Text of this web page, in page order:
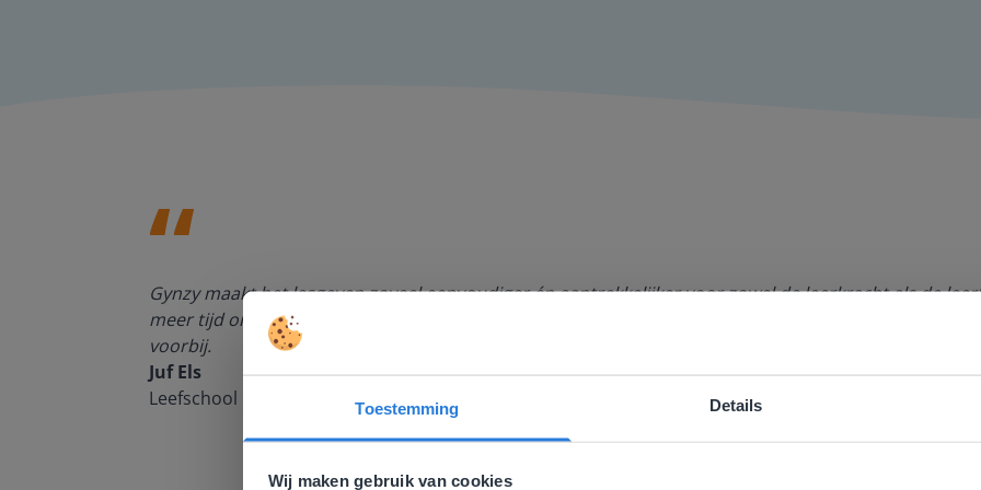
Toestemming Details
Wij maken gebruik van cookies
Gynzy maakt het lesgeven zoveel eenvoudiger én aantrekkelijker voor zowel de leerkracht als de
meer tijd om echt elke leerling de nodige aandacht te geven. Zinloos tijdsverlies van o.a. verbeteren
voorbij.
Juf Els
Leefschool Het Droomschip
Deze website komt niet overeen met je
Gezien je locatie, denken we dat je misschien liever naar de website